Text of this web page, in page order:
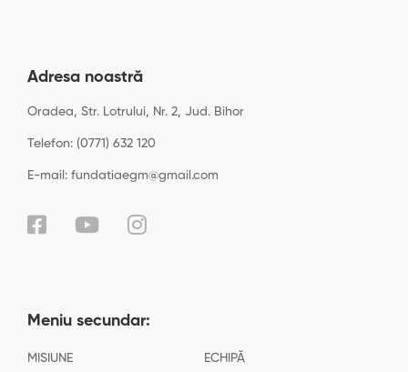
Adresa noastră
Oradea, Str. Lotrului, Nr. 2, Jud. Bihor
Telefon: (0771) 632 120
E-mail: fundatiaegm@gmail.com
Meniu secundar:
MISIUNE ECHIPĂ